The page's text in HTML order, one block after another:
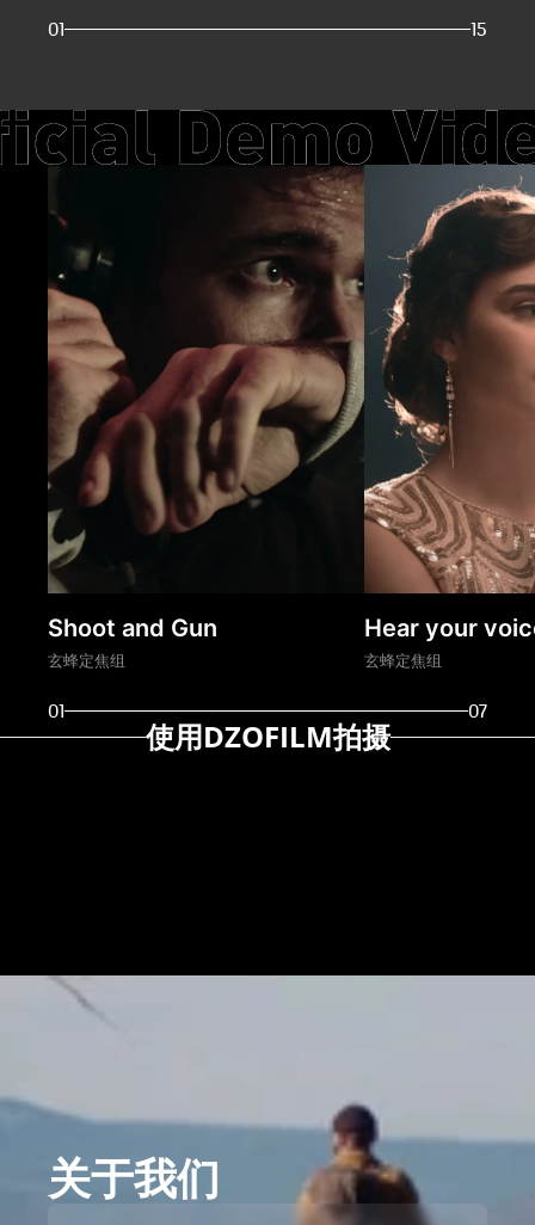
了解更多 >
mm |
了解
01 15
Shoot and Gun
玄蜂定焦组
Hear your
玄蜂定焦组
01 07
使用DZOFILM拍摄
关于我们